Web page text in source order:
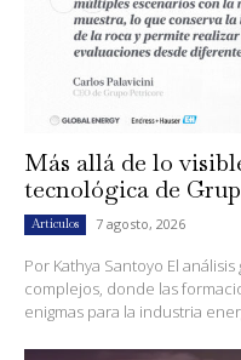
Más allá de lo
tecnológica de
Artículos 7 agosto, 2026
Por Kathya Santoyo El
complejos, donde las
enigmas para la industria